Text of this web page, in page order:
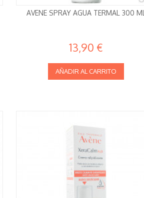
AVENE SPRAY AGUA TERMAL 300 ML
13,90 €
AÑADIR AL CARRITO